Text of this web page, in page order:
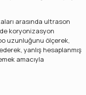
arasında ultrason
koryonizasyon
uzunluğunu ölçerek,
yanlış hesaplanmış
amacıyla